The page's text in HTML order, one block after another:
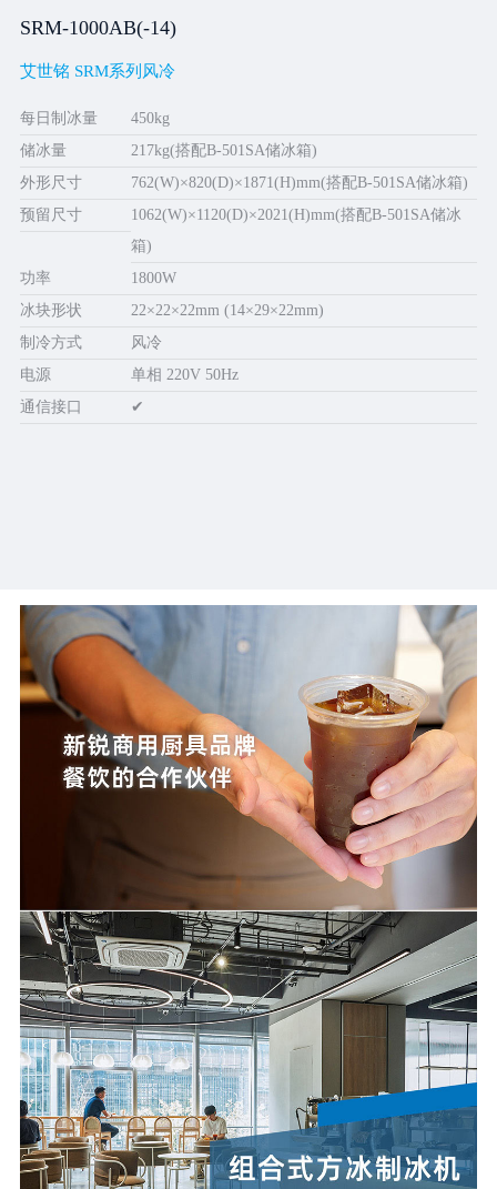
SRM-1000AB(-14)
艾世铭 SRM系列风冷
每日制冰量
450kg
储冰量
217kg(搭配B-501SA储冰箱)
外形尺寸
762(W)×820(D)×1871(H)mm(搭配B-501SA储冰箱)
预留尺寸
1062(W)×1120(D)×2021(H)mm(搭配B-501SA储冰
箱)
功率
1800W
冰块形状
22×22×22mm (14×29×22mm)
制冷方式
风冷
电源
单相 220V 50Hz
通信接口
✔